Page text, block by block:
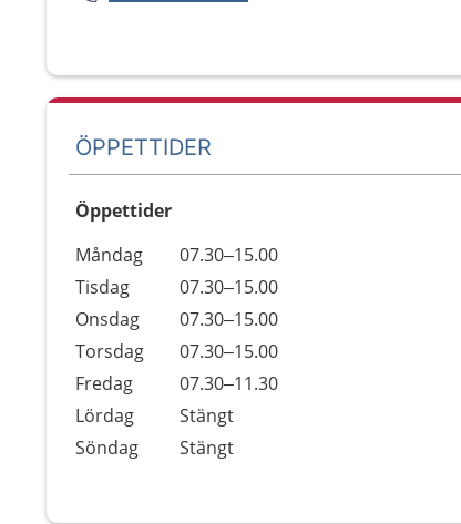
ÖPPETTIDER
Öppettider
Dag
Öppettider
Kommentarer
Måndag
07.30–15.00
Tisdag
07.30–15.00
Onsdag
07.30–15.00
Torsdag
07.30–15.00
Fredag
07.30–11.30
Lördag
Stängt
Söndag
Stängt